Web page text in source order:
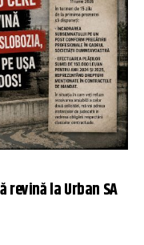
revină la Urban SA